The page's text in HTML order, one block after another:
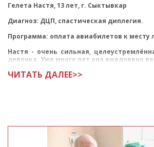
Гелета Настя, 13 лет, г. Сыктывкар
Диагноз: ДЦП, спастическая диплегия.
Программа: оплата авиабилетов к месту
Настя - очень сильная,
девочка. Уже много лет она ежедневно
ЧИТАТЬ ДАЛЕЕ>>